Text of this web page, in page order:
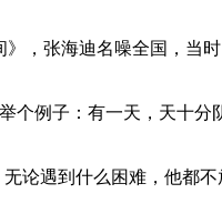
》，张海迪名噪全国，当
个例子：有一天，天十分
论遇到什么困难，他都